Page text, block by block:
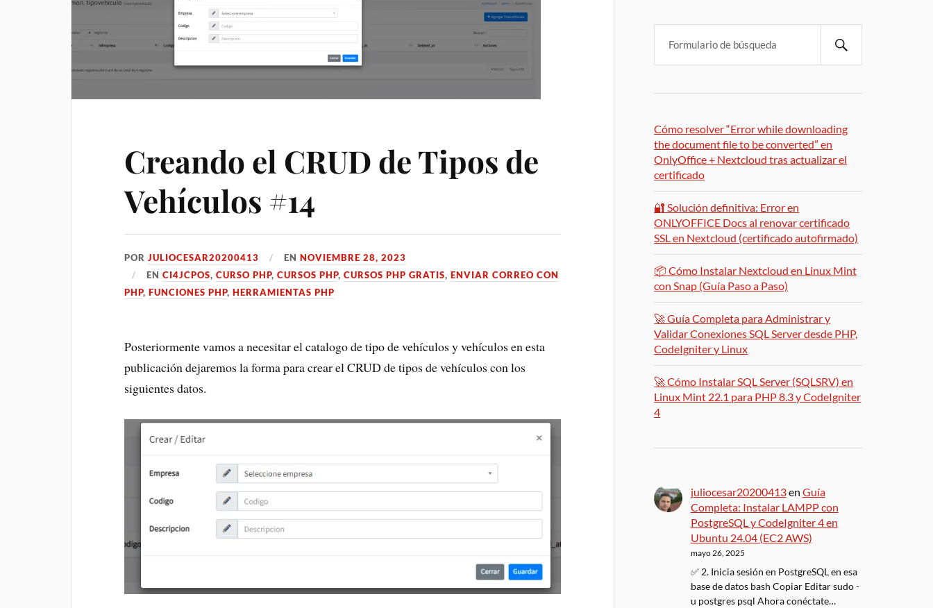
Creando el CRUD de Tipos de
Vehículos #14
PORJULIOCESAR20200413 ENNOVIEMBRE 28, 2023
ENCI4JCPOS,CURSO PHP,CURSOS PHP,CURSOS PHP GRATIS,ENVIAR CORREO CON
PHP,FUNCIONES PHP,HERRAMIENTAS PHP
Posteriormente vamos a necesitar el catalogo de tipo de vehículos y vehículos en esta
publicación dejaremos la forma para crear el CRUD de tipos de vehículos con los
siguientes datos.
Cómo resolver “Error while downloading
the document file to be converted” en
OnlyOffice + Nextcloud tras actualizar el
certificado
🔐 Solución definitiva: Error en
ONLYOFFICE Docs al renovar certificado
SSL en Nextcloud (certificado autofirmado)
📦 Cómo Instalar Nextcloud en Linux Mint
con Snap (Guía Paso a Paso)
🚀 Guía Completa para Administrar y
Validar Conexiones SQL Server desde PHP,
CodeIgniter y Linux
🚀 Cómo Instalar SQL Server (SQLSRV) en
Linux Mint 22.1 para PHP 8.3 y CodeIgniter
4
juliocesar20200413en Guía
Completa: Instalar LAMPP con
PostgreSQL y CodeIgniter 4 en
Ubuntu 24.04 (EC2 AWS)
mayo 26, 2025
✅ 2. Inicia sesión en PostgreSQL en esa
base de datos bash Copiar Editar sudo -
u postgres psql Ahora conéctate…